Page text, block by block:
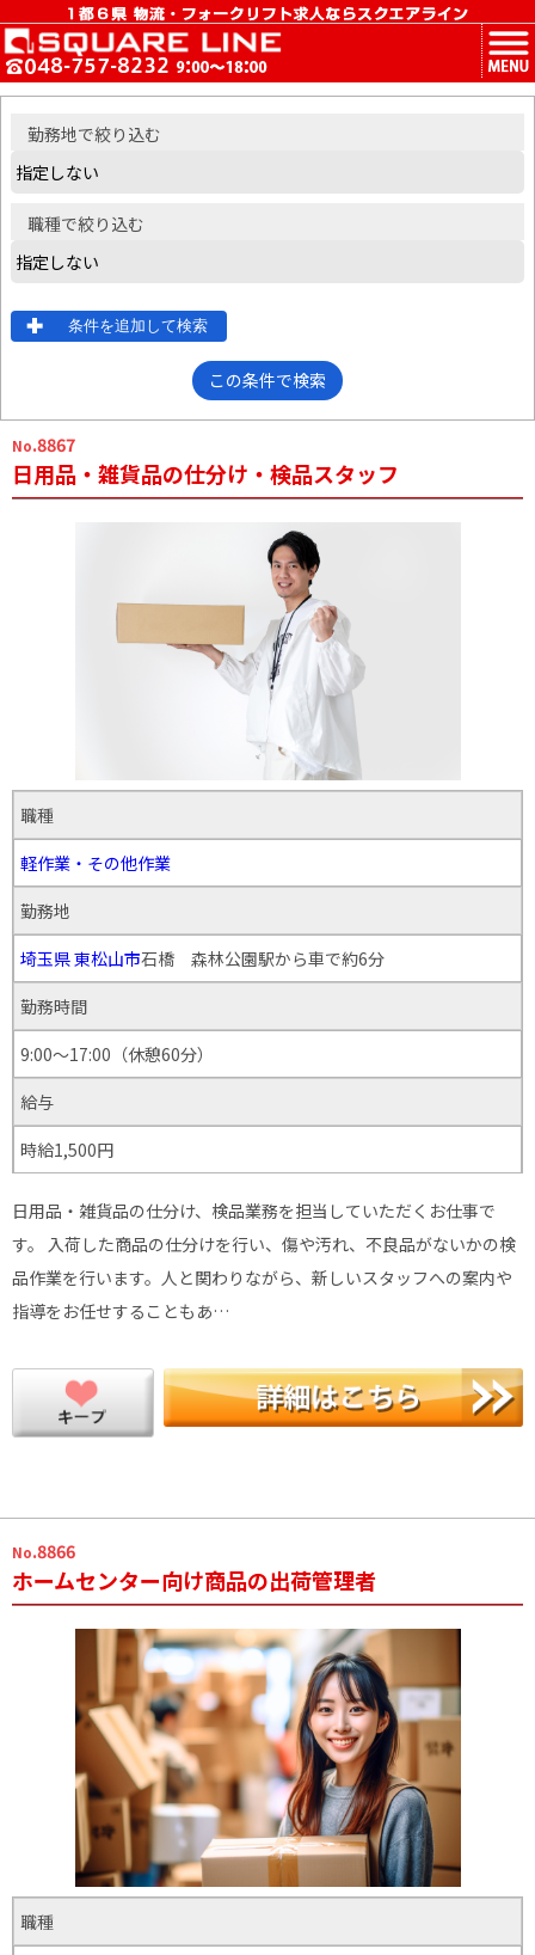
MENU
勤務地で絞り込む
職種で絞り込む
条件を追加して検索
この条件で検索
No.8867
日用品・雑貨品の仕分け・検品スタッフ
職種
軽作業・その他作業
勤務地
埼玉県東松山市石橋 森林公園駅から車で約6分
勤務時間
9:00〜17:00（休憩60分）
給与
時給1,500円
日用品・雑貨品の仕分け、検品業務を担当していただくお仕事で
す。 入荷した商品の仕分けを行い、傷や汚れ、不良品がないかの検
品作業を行います。人と関わりながら、新しいスタッフへの案内や
指導をお任せすることもあ…
No.8866
ホームセンター向け商品の出荷管理者
職種